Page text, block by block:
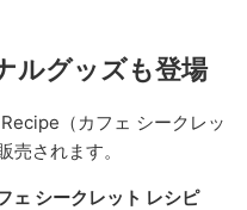
ルグッズも登場
（カフェ シークレッ
売されます。
ェ シークレット レシピ